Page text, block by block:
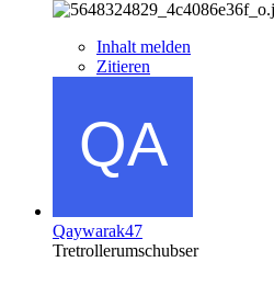
Inhalt melden
Zitieren
Qaywarak47
Tretrollerumschubser